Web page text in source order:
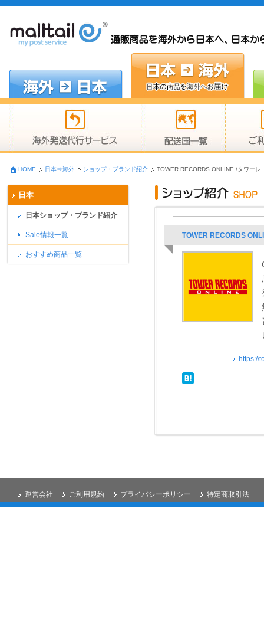
HOME 日本⇒海外 ショップ・ブランド紹介 TOWER RECORDS ONLINE /タワーレ
日本
日本ショップ・ブランド紹介
Sale情報一覧
おすすめ商品一覧
TOWER RECORDS
https://
特定商取引法
プライバシーポリシー
ご利用規約
運営会社